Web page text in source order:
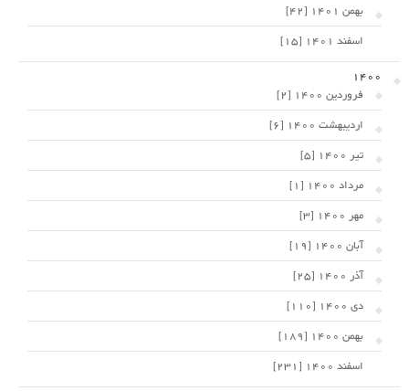
بهمن 1401 [42]
اسفند 1401 [15]
1400
فروردین 1400 [2]
اردیبهشت 1400 [6]
تیر 1400 [5]
مرداد 1400 [1]
مهر 1400 [3]
آبان 1400 [19]
آذر 1400 [25]
دی 1400 [110]
بهمن 1400 [189]
اسفند 1400 [231]